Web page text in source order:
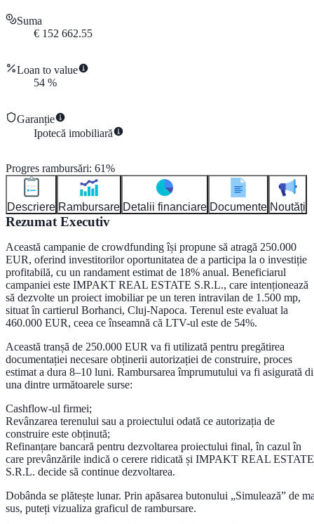
Suma
€ 152 662.55
Loan to value
54 %
Garanție
Ipotecă imobiliară
Progres rambursări: 61%
Descriere Rambursare Detalii financiare Documente Noutăți
Rezumat Executiv
Această campanie de crowdfunding își propune să atragă 250.000
EUR, oferind investitorilor oportunitatea de a participa la o investiție
profitabilă, cu un randament estimat de 18% anual. Beneficiarul
campaniei este IMPAKT REAL ESTATE S.R.L., care intenționează
să dezvolte un proiect imobiliar pe un teren intravilan de 1.500 mp,
situat în cartierul Borhanci, Cluj-Napoca. Terenul este evaluat la
460.000 EUR, ceea ce înseamnă că LTV-ul este de 54%.
Această tranșă de 250.000 EUR va fi utilizată pentru pregătirea
documentației necesare obținerii autorizației de construire, proces
estimat a dura 8–10 luni. Rambursarea împrumutului va fi asigurată
una dintre următoarele surse:
Cashflow-ul firmei;
Revânzarea terenului sau a proiectului odată ce autorizația de
construire este obținută;
Refinanțare bancară pentru dezvoltarea proiectului final, în cazul în
care prevânzările indică o cerere ridicată și IMPAKT REAL ESTATE
S.R.L. decide să continue dezvoltarea.
Dobânda se plătește lunar. Prin apăsarea butonului „Simulează” de
sus, puteți vizualiza graficul de rambursare.